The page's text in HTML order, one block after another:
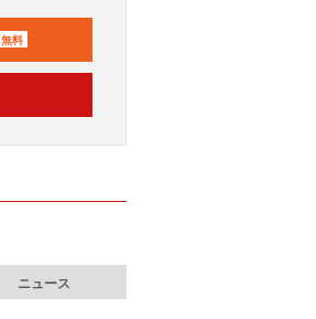
無料
ニュース